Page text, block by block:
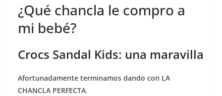
¿Qué chancla le compro a
mi bebé?
Crocs Sandal Kids: una maravilla
Afortunadamente terminamos dando con LA
CHANCLA PERFECTA.